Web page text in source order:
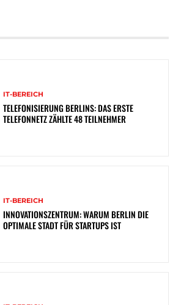
IT-BEREICH
TELEFONISIERUNG BERLINS: DAS ERSTE
TELEFONNETZ ZÄHLTE 48 TEILNEHMER
IT-BEREICH
INNOVATIONSZENTRUM: WARUM BERLIN DIE
OPTIMALE STADT FÜR STARTUPS IST